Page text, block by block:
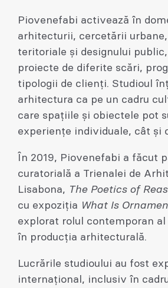
Piovenefabi activează în
arhitecturii, cercetării
teritoriale și designului public,
proiecte de diferite scări,
tipologii de clienți. Studioul
arhitectura ca pe un cadru
care spațiile și obiectele pot
experiențe individuale, cât și
În 2019, Piovenefabi a făcut
curatorială a Trienalei de
Lisabona, The Poetics of
cu expoziția What Is
explorat rolul contemporan
în producția arhitecturală.
Lucrările studioului au fost
internațional, inclusiv în